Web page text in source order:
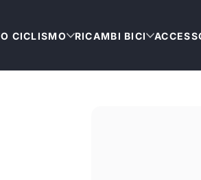
CICLISMO RICAMBI BICI